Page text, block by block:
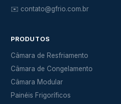
✉️ contato@gfrio.com.br
PRODUTOS
Câmara de Resfriamento
Câmara de Congelamento
Câmara Modular
Painéis Frigoríficos